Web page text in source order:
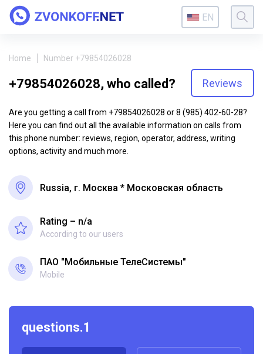
EN
Home Number +79854026028
+79854026028, who called? Reviews
Are you getting a call from +79854026028 or 8 (985) 402-60-28?
Here you can find out all the available information on calls from
this phone number: reviews, region, operator, address, writing
options, activity and much more.
Russia, г. Москва * Московская область
Rating – n/a
According to our users
ПАО "Мобильные ТелеСистемы"
Mobile
questions.1